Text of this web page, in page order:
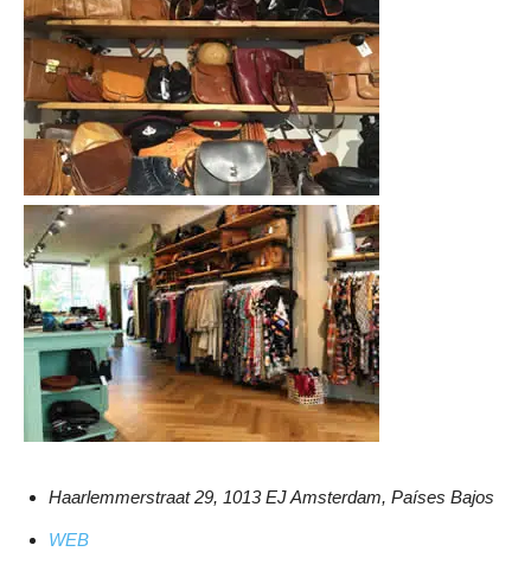
Haarlemmerstraat 29, 1013 EJ Amsterdam, Países Bajos
WEB